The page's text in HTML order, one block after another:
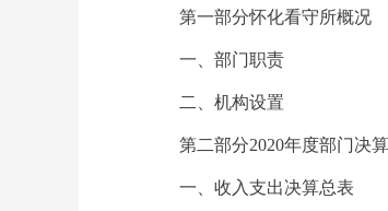
第一部分怀化看守所概况
一、部门职责
二、机构设置
第二部分2020年度部门决
一、收入支出决算总表